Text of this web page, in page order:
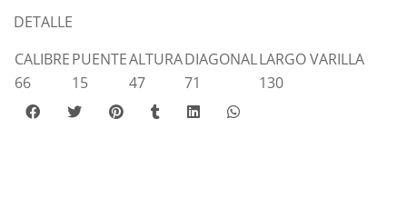
DETALLE
CALIBREPUENTEALTURADIAGONALLARGO VARILLA
66
15 47 71 130